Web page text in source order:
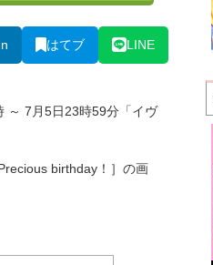
はてブ
LINE
～ 7月5日23時59分「イヴ
birthday！］ の画